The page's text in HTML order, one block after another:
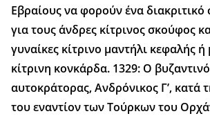
Εβραίους να φορούν ένα
για τους άνδρες κίτρινος σκούφος
γυναίκες κίτρινο μαντήλι κεφαλής
κίτρινη κονκάρδα. 1329: Ο
αυτοκράτορας, Ανδρόνικος Γ’, κατά
του εναντίον των Τούρκων του